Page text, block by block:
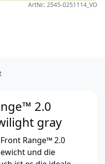
ArtNr.: 2545-0251114_VO
2.0
gray
Range™ 2.0
und die